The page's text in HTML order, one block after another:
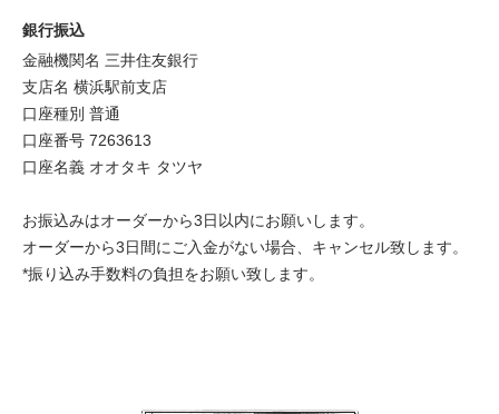
銀行振込
金融機関名 三井住友銀行
支店名 横浜駅前支店
口座種別 普通
口座番号 7263613
口座名義 オオタキ タツヤ
お振込みはオーダーから3日以内にお願いします。
オーダーから3日間にご入金がない場合、キャンセル致します。
*振り込み手数料の負担をお願い致します。